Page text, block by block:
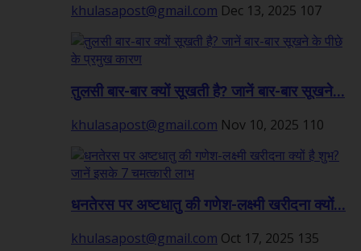
khulasapost@gmail.com Dec 13, 2025 107
तुलसी बार-बार क्यों सूखती है? जानें बार-बार सूखने...
khulasapost@gmail.com Nov 10, 2025 110
धनतेरस पर अष्टधातु की गणेश-लक्ष्मी खरीदना क्यों...
khulasapost@gmail.com Oct 17, 2025 135